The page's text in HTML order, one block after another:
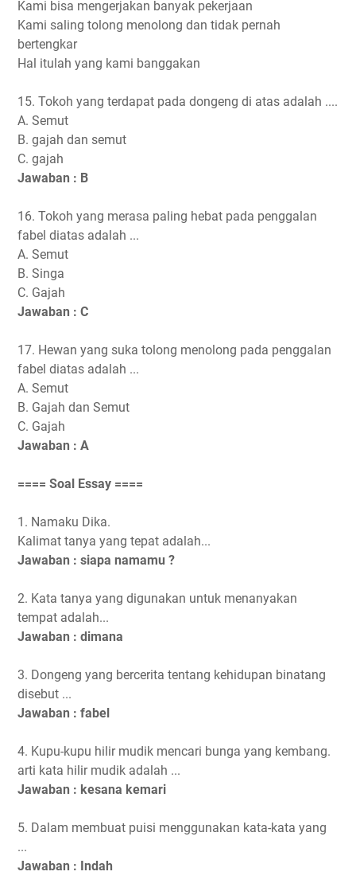
Kami bisa mengerjakan banyak pekerjaan
Kami saling tolong menolong dan tidak pernah
bertengkar
Hal itulah yang kami banggakan
15. Tokoh yang terdapat pada dongeng di atas adalah ....
A. Semut
B. gajah dan semut
C. gajah
Jawaban : B
16. Tokoh yang merasa paling hebat pada penggalan
fabel diatas adalah ...
A. Semut
B. Singa
C. Gajah
Jawaban : C
17. Hewan yang suka tolong menolong pada penggalan
fabel diatas adalah ...
A. Semut
B. Gajah dan Semut
C. Gajah
Jawaban : A
==== Soal Essay ====
1. Namaku Dika.
Kalimat tanya yang tepat adalah...
Jawaban : siapa namamu ?
2. Kata tanya yang digunakan untuk menanyakan
tempat adalah...
Jawaban : dimana
3. Dongeng yang bercerita tentang kehidupan binatang
disebut ...
Jawaban : fabel
4. Kupu-kupu hilir mudik mencari bunga yang kembang.
arti kata hilir mudik adalah ...
Jawaban : kesana kemari
5. Dalam membuat puisi menggunakan kata-kata yang
...
Jawaban : Indah